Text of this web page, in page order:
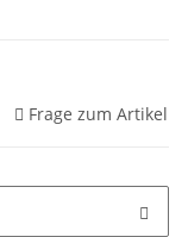
Frage zum Artikel